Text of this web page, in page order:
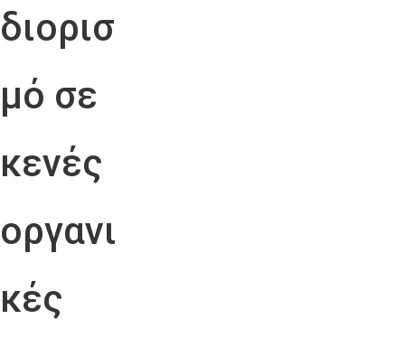
διορισ
μό σε
κενές
οργανι
κές